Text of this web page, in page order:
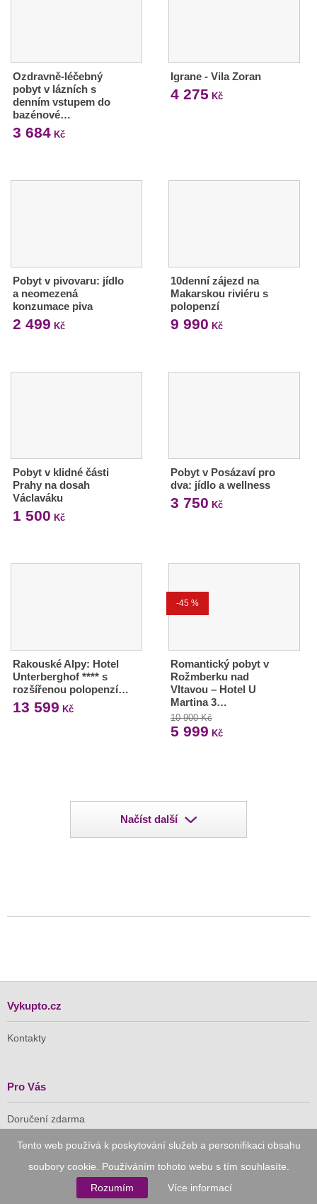
Tento web používá k poskytování služeb a personifikaci obsahu
soubory cookie. Používáním tohoto webu s tím souhlasíte.
Rozumím
Více informací
Ozdravně-léčebný
pobyt v lázních s
denním vstupem do
bazénové…
3 684 Kč
Igrane - Vila Zoran
4 275 Kč
Pobyt v pivovaru: jídlo
a neomezená
konzumace piva
2 499 Kč
10denní zájezd na
Makarskou riviéru s
polopenzí
9 990 Kč
Pobyt v klidné části
Prahy na dosah
Václaváku
1 500 Kč
Pobyt v Posázaví pro
dva: jídlo a wellness
3 750 Kč
Rakouské Alpy: Hotel
Unterberghof **** s
rozšířenou polopenzí…
13 599 Kč
-45 %
Romantický pobyt v
Rožmberku nad
Vltavou – Hotel U
Martina 3…
10 900 Kč
5 999 Kč
Načíst další
Vykupto.cz
Kontakty
Pro Vás
Doručení zdarma
Důvěryhodný nákup